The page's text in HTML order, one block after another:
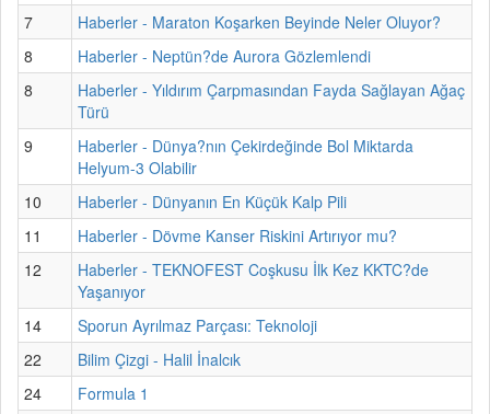
7
Haberler - Maraton Koşarken Beyinde Neler Oluyor?
8
Haberler - Neptün?de Aurora Gözlemlendi
8
Haberler - Yıldırım Çarpmasından Fayda Sağlayan Ağaç
Türü
9
Haberler - Dünya?nın Çekirdeğinde Bol Miktarda
Helyum-3 Olabilir
10
Haberler - Dünyanın En Küçük Kalp Pili
11
Haberler - Dövme Kanser Riskini Artırıyor mu?
12
Haberler - TEKNOFEST Coşkusu İlk Kez KKTC?de
Yaşanıyor
14
Sporun Ayrılmaz Parçası: Teknoloji
22
Bilim Çizgi - Halil İnalcık
24
Formula 1